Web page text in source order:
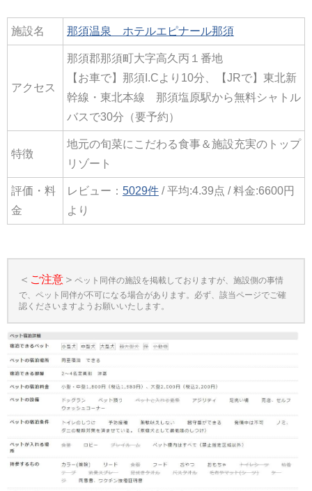
施設名 那須温泉 ホテルエピナール那須
アクセス
那須郡那須町大字高久丙１番地
【お車で】那須I.Cより10分、【JRで】東北新
幹線・東北本線 那須塩原駅から無料シャトル
バスで30分（要予約）
特徴
地元の旬菜にこだわる食事＆施設充実のトップ
リゾート
評価・料
金
レビュー： 5029件/ 平均:4.39点 / 料金:6600円
より
＜ ご注意＞ ペット同伴の施設を掲載しておりますが、施設側の事情
で、ペット同伴が不可になる場合があります。必ず、該当ページでご確
認くださいますようお願いいたします。